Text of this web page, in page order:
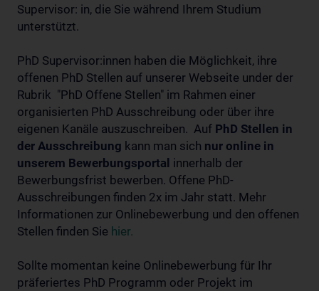
Supervisor: in, die Sie während Ihrem Studium
unterstützt.
PhD Supervisor:innen haben die Möglichkeit, ihre
offenen PhD Stellen auf unserer Webseite under der
Rubrik "PhD Offene Stellen" im Rahmen einer
organisierten PhD Ausschreibung oder über ihre
eigenen Kanäle auszuschreiben. Auf PhD Stellen in
der Ausschreibung kann man sich nur online in
unserem Bewerbungsportal innerhalb der
Bewerbungsfrist bewerben. Offene PhD-
Ausschreibungen finden 2x im Jahr statt. Mehr
Informationen zur Onlinebewerbung und den offenen
Stellen finden Sie hier.
Sollte momentan keine Onlinebewerbung für Ihr
präferiertes PhD Programm oder Projekt im